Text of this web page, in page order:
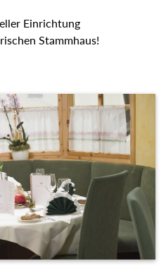
Einrichtung
Stammhaus!